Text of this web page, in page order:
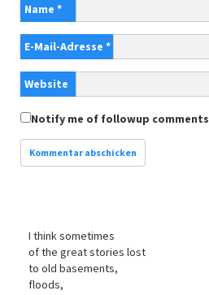
Name *
E-Mail-Adresse *
Website
Notify me of followup
I think sometimes
of the great stories lost
to old basements,
floods,